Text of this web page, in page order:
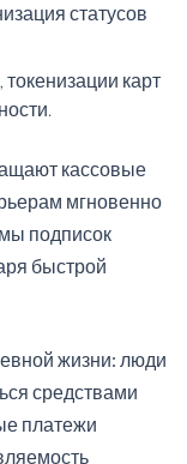
статусов
карт
кассовые
мгновенно
подписок
быстрой
жизни: люди
средствами
платежи